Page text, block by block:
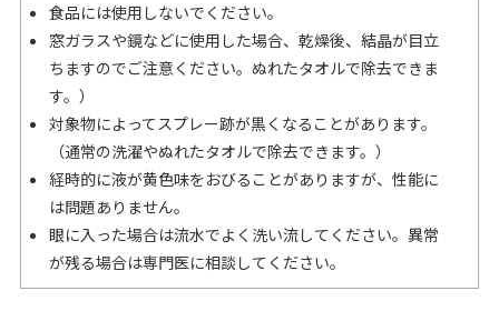
食品には使用しないでください。
窓ガラスや鏡などに使用した場合、乾燥後、結晶が目立
ちますのでご注意ください。ぬれたタオルで除去できま
す。）
対象物によってスプレー跡が黒くなることがあります。
（通常の洗濯やぬれたタオルで除去できます。）
経時的に液が黄色味をおびることがありますが、性能に
は問題ありません。
眼に入った場合は流水でよく洗い流してください。異常
が残る場合は専門医に相談してください。